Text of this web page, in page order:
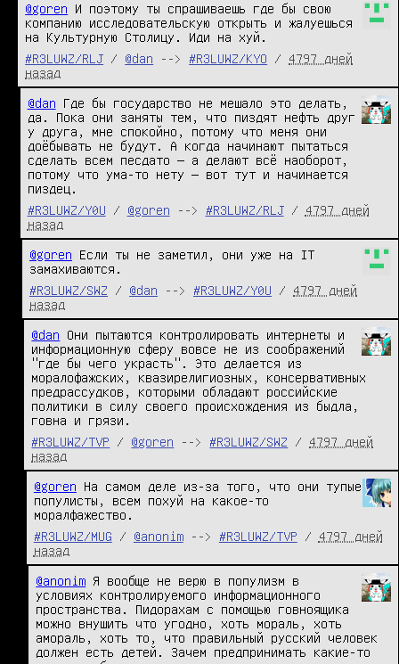
@goren И поэтому ты спрашиваешь где бы свою
компанию исследовательскую открыть и жалуешься
на Культурную Столицу. Иди на хуй.
#R3LUWZ/RLJ
/ @dan --> #R3LUWZ/KYO / 4797 дней
назад
@dan Где бы государство не мешало это делать,
да. Пока они заняты тем, что пиздят нефть друг
у друга, мне спокойно, потому что меня они
доёбывать не будут. А когда начинают пытаться
сделать всем песдато — а делают всё наоборот,
потому что ума-то нету — вот тут и начинается
пиздец.
#R3LUWZ/Y0U
/ @goren --> #R3LUWZ/RLJ/ 4797 дней
назад
@goren Если ты не заметил, они уже на IT
замахиваются.
#R3LUWZ/SWZ
/ @dan --> #R3LUWZ/Y0U / 4797 дней
назад
@dan Они пытаются контролировать интернеты и
информационную сферу вовсе не из соображений
"где бы чего украсть". Это делается из
моралофажских, квазирелигиозных, консервативных
предрассудков, которыми обладают российские
политики в силу своего происхождения из быдла,
говна и грязи.
#R3LUWZ/TVP
/ @goren --> #R3LUWZ/SWZ / 4797 дней
назад
@goren На самом деле из-за того, что они тупые
популисты, всем похуй на какое-то
моралфажество.
#R3LUWZ/MUG
/ @anonim--> #R3LUWZ/TVP / 4797 дней
назад
@anonim Я вообще не верю в популизм в
условиях контролируемого информационного
пространства. Пидорахам с помощью говноящика
можно внушить что угодно, хоть мораль, хоть
амораль, хоть то, что правильный русский человек
должен есть детей. Зачем предпринимать какие-то